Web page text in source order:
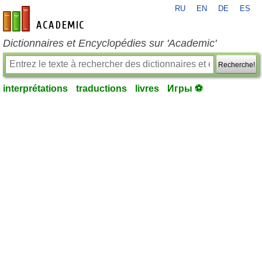
fr-academic.com
RU EN DE ES
Dictionnaires et Encyclopédies sur 'Academic'
Recherche!
interprétations traductions livres Игры ⚽